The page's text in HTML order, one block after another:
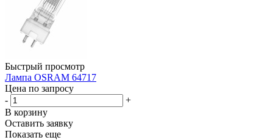
Быстрый просмотр
Лампа OSRAM 64717
Цена по запросу
-
+
В корзину
Оставить заявку
Показать еще